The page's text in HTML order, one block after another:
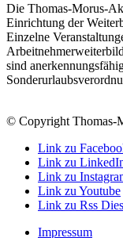
Die Thomas-Morus-
Einrichtung der
Einzelne
sind
© Copyright Thomas-
Link zu
Link zu
Link zu
Link zu Youtube
Link zu Rss
Impressum